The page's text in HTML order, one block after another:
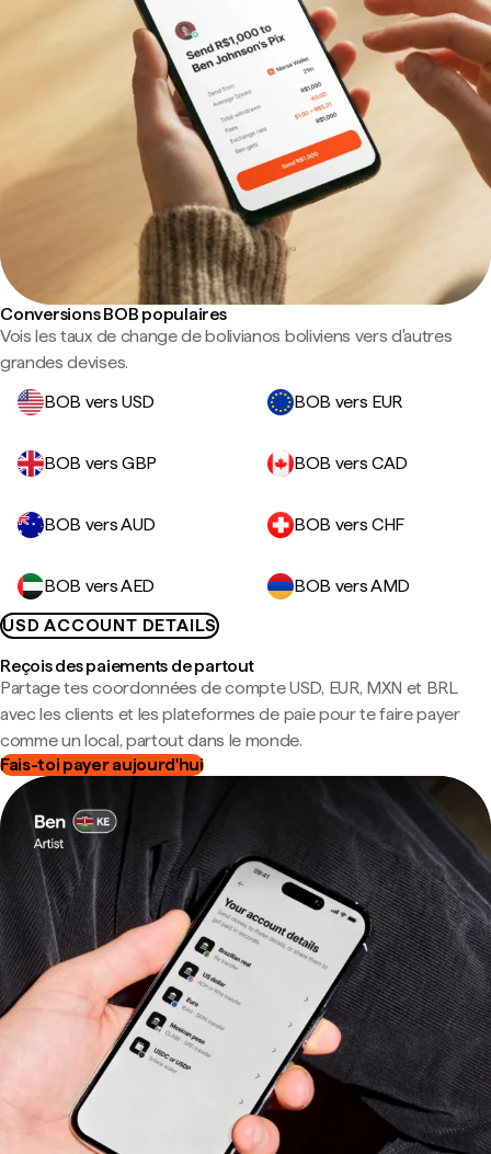
Conversions BOB populaires
Vois les taux de change de bolivianos boliviens vers d'autres
grandes devises.
BOB vers USD
BOB vers EUR
BOB vers GBP BOB vers CAD
BOB vers AUD BOB vers CHF
BOB vers AED
BOB vers AMD
USD ACCOUNT DETAILS
Reçois des paiements de partout
Partage tes coordonnées de compte USD, EUR, MXN et BRL
avec les clients et les plateformes de paie pour te faire payer
comme un local, partout dans le monde.
Fais-toi payer aujourd'hui